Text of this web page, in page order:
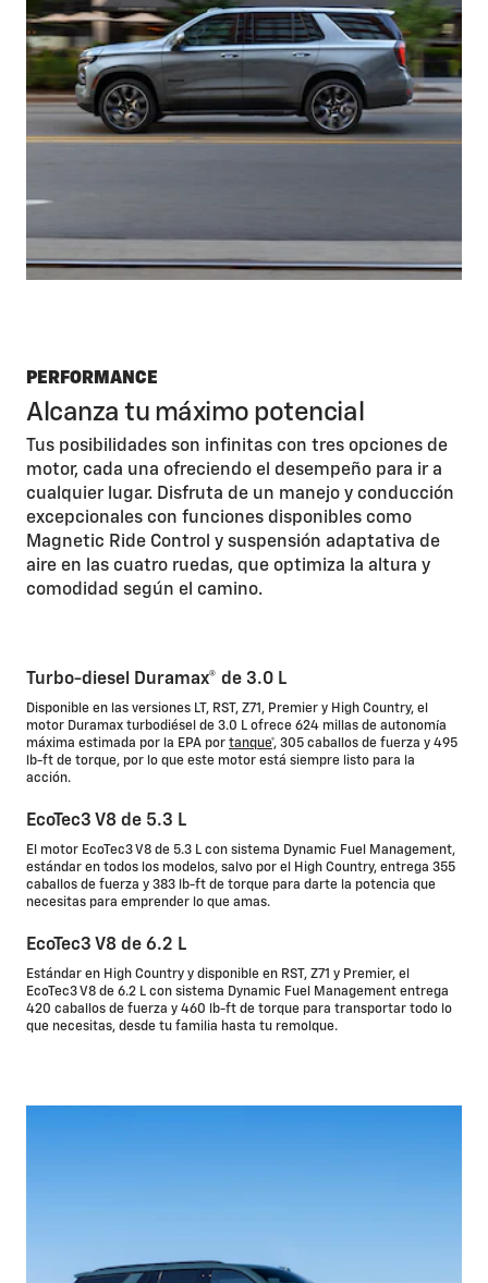
PERFORMANCE
Alcanza tu máximo potencial
Tus posibilidades son infinitas con tres opciones de
motor, cada una ofreciendo el desempeño para ir a
cualquier lugar. Disfruta de un manejo y conducción
excepcionales con funciones disponibles como
Magnetic Ride Control y suspensión adaptativa de
aire en las cuatro ruedas, que optimiza la altura y
comodidad según el camino.
Turbo-diesel Duramax® de 3.0 L
Disponible en las versiones LT, RST, Z71, Premier y High Country, el
motor Duramax turbodiésel de 3.0 L ofrece 624 millas de autonomía
máxima estimada por la EPA por tanque*, 305 caballos de fuerza y 495
lb-ft de torque, por lo que este motor está siempre listo para la
acción.
EcoTec3 V8 de 5.3 L
El motor EcoTec3 V8 de 5.3 L con sistema Dynamic Fuel Management,
estándar en todos los modelos, salvo por el High Country, entrega 355
caballos de fuerza y 383 lb-ft de torque para darte la potencia que
necesitas para emprender lo que amas.
EcoTec3 V8 de 6.2 L
Estándar en High Country y disponible en RST, Z71 y Premier, el
EcoTec3 V8 de 6.2 L con sistema Dynamic Fuel Management entrega
420 caballos de fuerza y 460 lb-ft de torque para transportar todo lo
que necesitas, desde tu familia hasta tu remolque.